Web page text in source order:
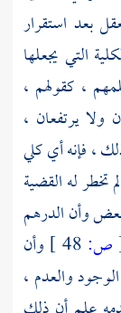
بعد استقرار
التي يجعلها
، كقولهم ،
ولا يرتفعان ،
، فإنه أي كلي
تخطر له القضية
بعض وأن الدرهم
ص:
وأن
والعدم ،